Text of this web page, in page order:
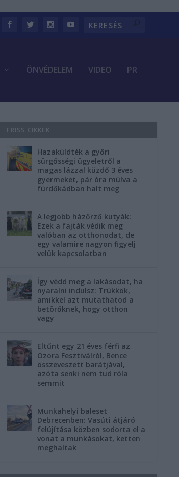
ÖNVÉDELEM VIDEO PR
FRISS CIKKEK
Hazaküldték a győri
sürgősségi ügyeletről a
magas lázzal küzdő 3 éves
gyermeket, pár óra múlva a
fürdőkádban halt meg
A legjobb házőrző kutyák:
Ezek a fajták védik meg
valóban az otthonodat, de
egy valamire nagyon figyelj
velük kapcsolatban
Így védd meg a lakásodat, ha
nyaralni indulsz: Trükkök,
amikkel azt mutathatod a
betörőknek, hogy otthon
vagy
Eltűnt egy 21 éves férfi az
Ozora Fesztiválról, Bence
összeveszett barátjával,
azóta senki nem tud róla
semmit
Munkahelyi baleset
Debrecenben: Vasúti átjáró
felújítása közben sodorta el a
vonat a munkásokat, ketten
meghaltak